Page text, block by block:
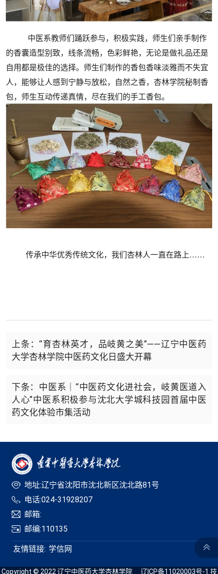
中医系教师们踊跃参与，积极实践，师生们亲手制作
的香囊造型别致，线条流畅，色彩鲜艳，无论是做礼品还是
自用都是极佳的选择。师生们制作的香包香味淡雅而不失宜
人，能够让人感到宁静与放松，自然之香，杏林学院秘制香
包，师生互动传递真情，尽在我们的手工香包。
传承中华优秀传统文化，我们杏林人一直在路上……
上条：“育杏林英才，品岐黄之美”——辽宁中医药
大学杏林学院中医药文化日盛大开幕
下条：中医系｜“中医药文化进社会，岐黄医道入
人心”中医系积极参与沈北大学城科技园首届中医
药文化体验市集活动
地址:辽宁省沈阳市沈北新区沈北路81号
电话:024-31928207
邮箱:
邮编:110135
友情链接: 学信网
Copyright © 2022 辽宁中医药大学杏林学院 辽ICP备11020003号-1 技